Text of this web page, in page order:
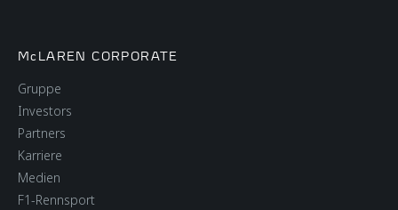
McLAREN CORPORATE
Gruppe
Investors
Partners
Karriere
Medien
F1-Rennsport